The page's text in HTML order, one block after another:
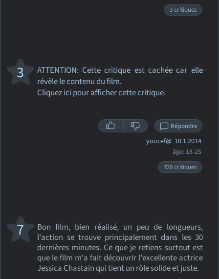
3 critiques
ATTENTION: Cette critique est cachée car elle
révèle le contenu du film.
Cliquez ici pour afficher cette critique.
3
Répondre
youcef@ 10.1.2014
âge: 18-25
729 critiques
Bon film, bien réalisé, un peu de longueurs,
l'action se trouve principalement dans les 30
dernières minutes. Ce que je retiens surtout est
que le film m'a fait découvrir l'excellente actrice
Jessica Chastain qui tient un rôle solide et juste.
7